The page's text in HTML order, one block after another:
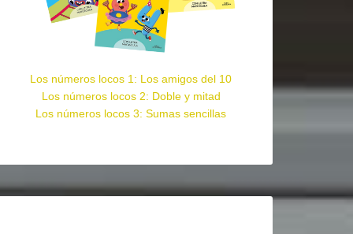
Los números locos 1: Los amigos del 10
Los números locos 2: Doble y mitad
Los números locos 3: Sumas sencillas